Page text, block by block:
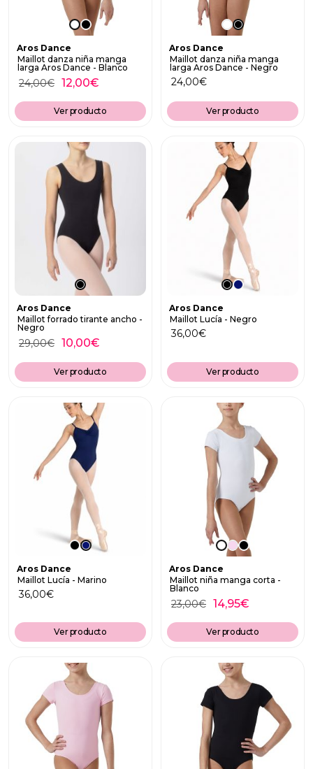
Aros Dance
Maillot danza niña manga
larga Aros Dance - Blanco
24,00€ 12,00€
Ver producto
Aros Dance
Maillot danza niña manga
larga Aros Dance - Negro
24,00€
Ver producto
Aros Dance
Maillot forrado tirante ancho -
Negro
29,00€ 10,00€
Ver producto
Aros Dance
Maillot Lucía - Negro
36,00€
Ver producto
Aros Dance
Maillot Lucía - Marino
36,00€
Ver producto
Aros Dance
Maillot niña manga corta -
Blanco
23,00€ 14,95€
Ver producto